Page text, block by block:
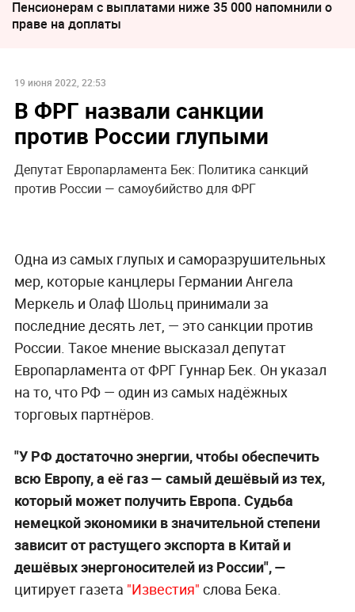
Пенсионерам с выплатами ниже 35 000 напомнили о
праве на доплаты
19 июня 2022, 22:53
В ФРГ назвали санкции
против России глупыми
Депутат Европарламента Бек: Политика санкций
против России — самоубийство для ФРГ
Одна из самых глупых и саморазрушительных
мер, которые канцлеры Германии Ангела
Меркель и Олаф Шольц принимали за
последние десять лет, — это санкции против
России. Такое мнение высказал депутат
Европарламента от ФРГ Гуннар Бек. Он указал
на то, что РФ — один из самых надёжных
торговых партнёров.
"У РФ достаточно энергии, чтобы обеспечить
всю Европу, а её газ — самый дешёвый из тех,
который может получить Европа. Судьба
немецкой экономики в значительной степени
зависит от растущего экспорта в Китай и
дешёвых энергоносителей из России", —
цитирует газета "Известия" слова Бека.